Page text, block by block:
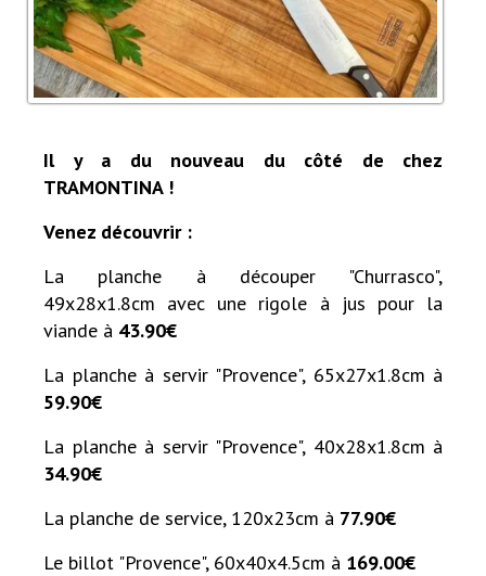
Il y a du nouveau du côté de chez
TRAMONTINA !
Venez découvrir :
La planche à découper "Churrasco",
49x28x1.8cm avec une rigole à jus pour la
viande à 43.90€
La planche à servir "Provence", 65x27x1.8cm à
59.90€
La planche à servir "Provence", 40x28x1.8cm à
34.90€
La planche de service, 120x23cm à 77.90€
Le billot "Provence", 60x40x4.5cm à 169.00€